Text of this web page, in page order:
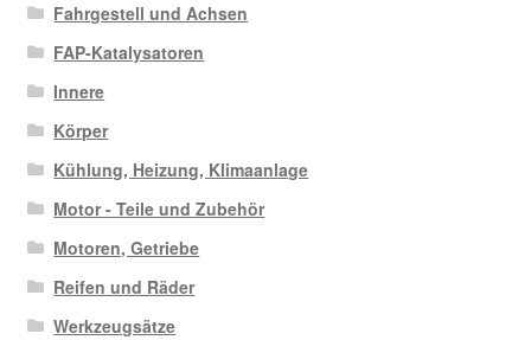
Fahrgestell und Achsen
FAP-Katalysatoren
Innere
Körper
Kühlung, Heizung, Klimaanlage
Motor - Teile und Zubehör
Motoren, Getriebe
Reifen und Räder
Werkzeugsätze